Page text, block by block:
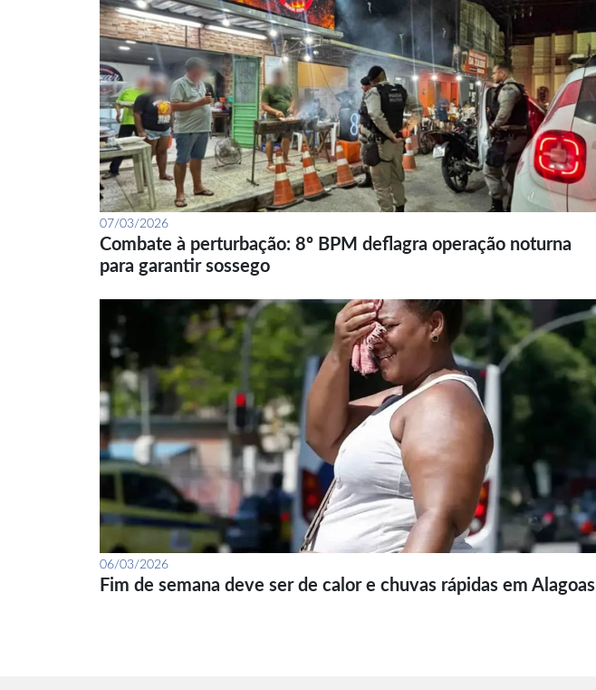
07/03/2026
Combate à perturbação: 8º BPM deflagra operação noturna
para garantir sossego
06/03/2026
Fim de semana deve ser de calor e chuvas rápidas em Alagoas